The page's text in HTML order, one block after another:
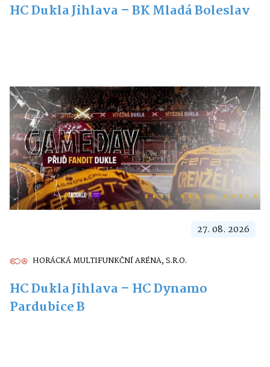
HC Dukla Jihlava – BK Mladá Boleslav
27. 08. 2026
HORÁCKÁ MULTIFUNKČNÍ ARÉNA, S.R.O.
HC Dukla Jihlava – HC Dynamo
Pardubice B